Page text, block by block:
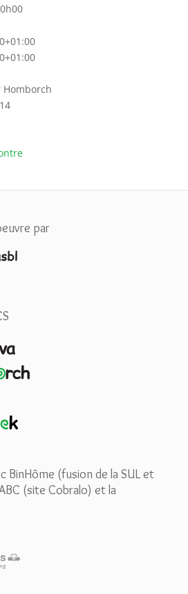
par
BinHôme (fusion de la SUL et
(site Cobralo) et la